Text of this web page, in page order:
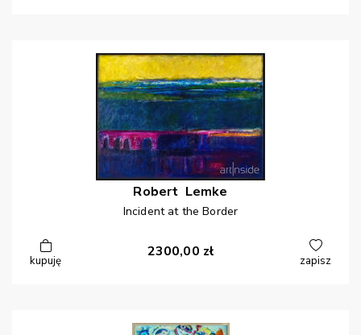
Robert Lemke
Incident at the Border
kupuję
2300,00 zł
zapisz